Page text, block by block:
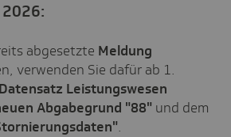
abgesetzte Meldung
verwenden Sie dafür ab 1.
Datensatz Leistungswesen
Abgabegrund "88" und dem
.